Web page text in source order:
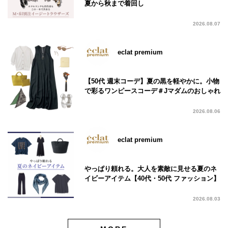
夏から秋まで着回し
2026.08.07
eclat premium
【50代 週末コーデ】夏の黒を軽やかに。小物
で彩るワンピースコーデ＃Jマダムのおしゃれ
2026.08.06
eclat premium
やっぱり頼れる。大人を素敵に見せる夏のネ
イビーアイテム【40代・50代 ファッション】
2026.08.03